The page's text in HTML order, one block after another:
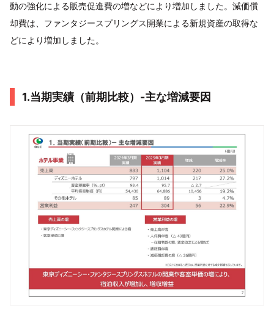
動の強化による販売促進費の増などにより増加しました。減価償
却費は、ファンタジースプリングス開業による新規資産の取得な
どにより増加しました。
1.当期実績（前期比較）-主な増減要因